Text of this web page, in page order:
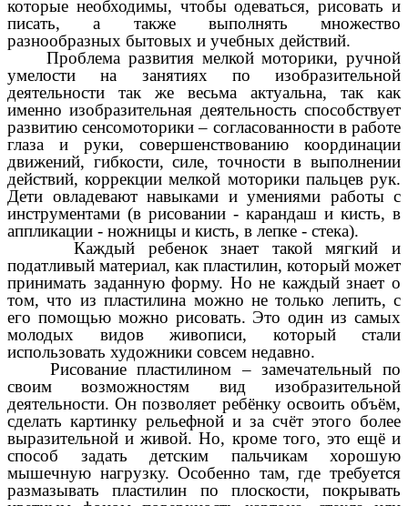
которые необходимы, чтобы одеваться, рисовать и
писать, а также выполнять множество
разнообразных бытовых и учебных действий.
Проблема развития мелкой моторики, ручной
умелости на занятиях по изобразительной
деятельности так же весьма актуальна, так как
именно изобразительная деятельность способствует
развитию сенсомоторики – согласованности в работе
глаза и руки, совершенствованию координации
движений, гибкости, силе, точности в выполнении
действий, коррекции мелкой моторики пальцев рук.
Дети овладевают навыками и умениями работы с
инструментами (в рисовании - карандаш и кисть, в
аппликации - ножницы и кисть, в лепке - стека).
Каждый ребенок знает такой мягкий и
податливый материал, как пластилин, который может
принимать заданную форму. Но не каждый знает о
том, что из пластилина можно не только лепить, с
его помощью можно рисовать. Это один из самых
молодых видов живописи, который стали
использовать художники совсем недавно.
Рисование пластилином – замечательный по
своим возможностям вид изобразительной
деятельности. Он позволяет ребёнку освоить объём,
сделать картинку рельефной и за счёт этого более
выразительной и живой. Но, кроме того, это ещё и
способ задать детским пальчикам хорошую
мышечную нагрузку. Особенно там, где требуется
размазывать пластилин по плоскости, покрывать